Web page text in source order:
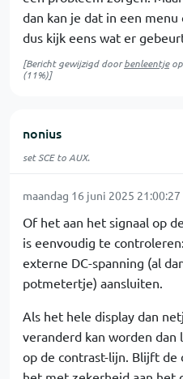
dan kan je dat in een
dus kijk eens wat er
[Bericht gewijzigd doorbenleentjeop
(11%)]
nonius
set SCE to AUX.
maandag 16 juni 2025 21:00:27
Of het aan het signaal op
is eenvoudig te
externe DC-spanning (al
potmetertje) aansluiten.
Als het hele display dan
veranderd kan worden dan
op de contrast-lijn. Blijft